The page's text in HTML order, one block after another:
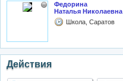
Федорина
Наталья Николаевна
Школа, Саратов
Действия